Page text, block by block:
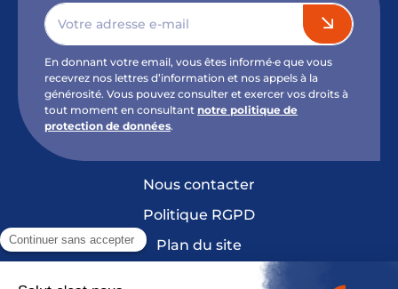
En donnant votre email, vous êtes informé·e que vous
recevrez nos lettres d’information et nos appels à la
générosité. Vous pouvez consulter et exercer vos droits à
tout moment en consultant notre politique de
protection de données.
Nous contacter
Politique RGPD
Plan du site
Mentions légales et crédits